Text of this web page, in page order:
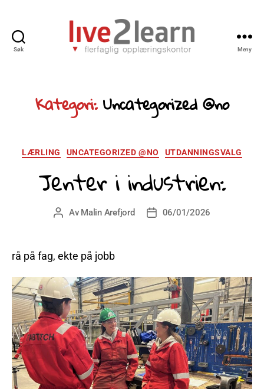
Søk
2
Learn
Meny
Kategori: Uncategorized @no
Kategorier
LÆRLING UNCATEGORIZED @NO UTDANNINGSVALG
Jenter i industrien:
Innleggsforfatter
Av Malin Arefjord Publiseringsdato
06/01/2026
rå på fag, ekte på jobb